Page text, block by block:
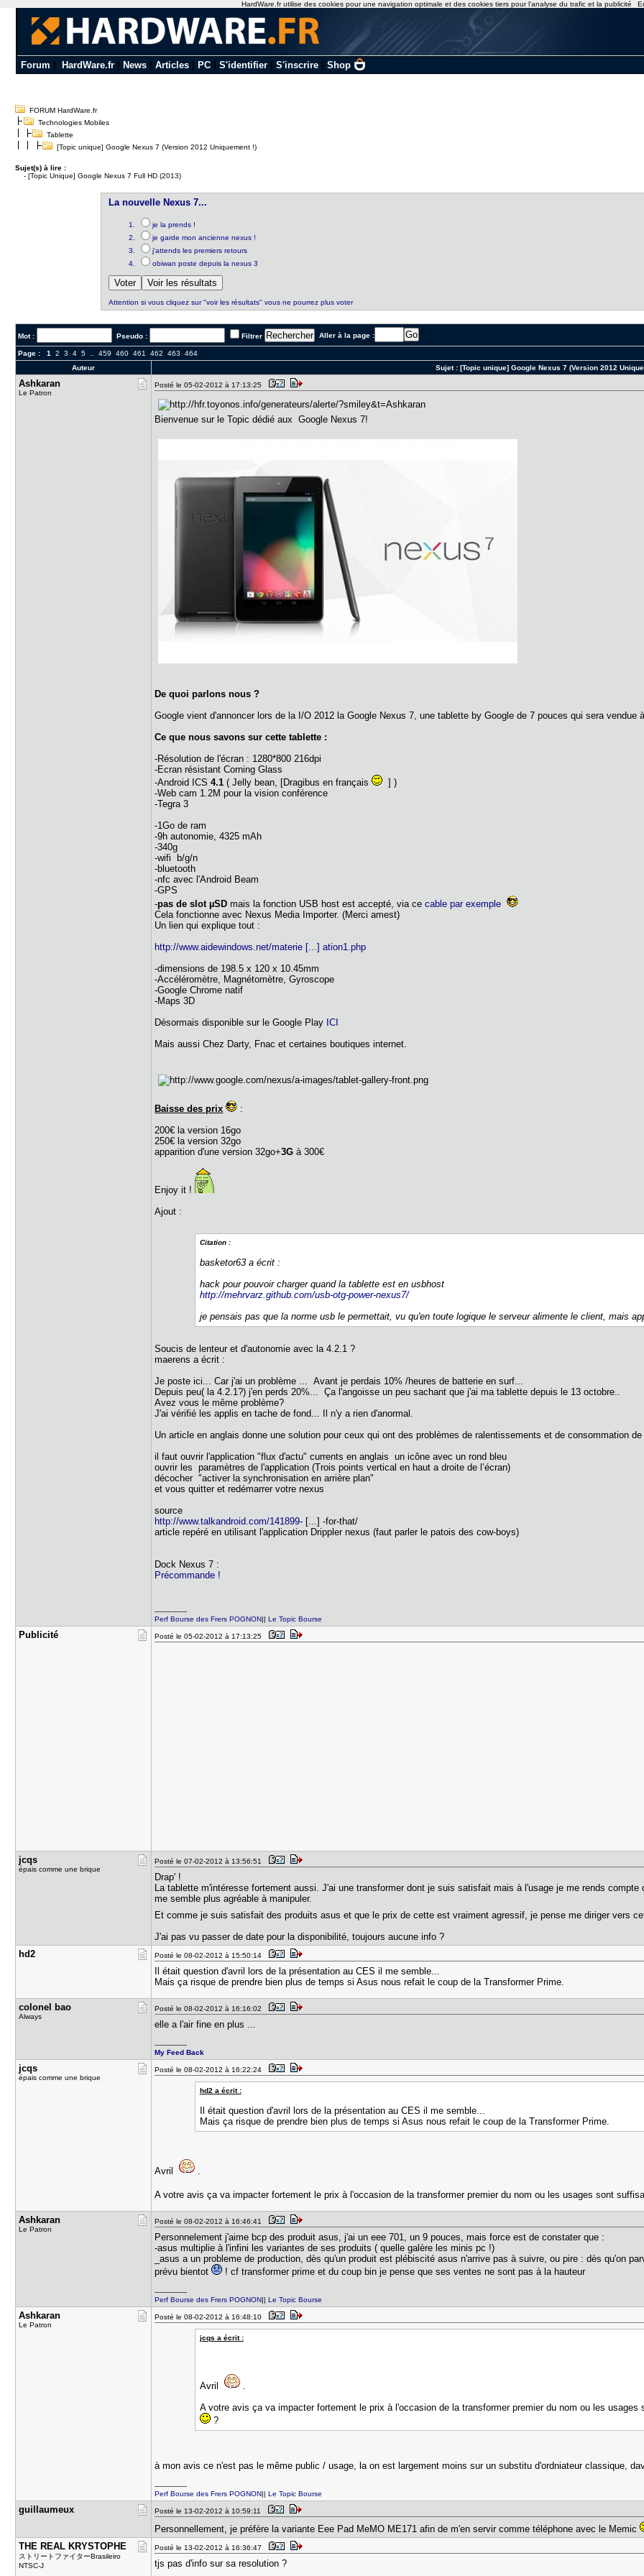
Forum HardWare.fr| News| Articles| PC| S'identifier| S'inscrire| Shop
FORUM HardWare.fr
Technologies Mobiles
Tablette
[Topic unique] Google Nexus 7 (Version 2012 Uniquement !)
Sujet(s) à lire :
-[Topic Unique] Google Nexus 7 Full HD (2013)
La nouvelle Nexus 7...
je la prends !
je garde mon ancienne nexus !
j'attends les premiers retours
obiwan poste depuis la nexus 3
Attention si vous cliquez sur "voir les résultats" vous ne pourrez plus voter
Mot : Pseudo : Filtrer Aller à la page :
Page : 1 2 3 4 5 ..459 460 461 462 463 464
Auteur
Sujet :[Topic unique] Google Nexus 7 (Version 2012
Ashkaran
Le Patron
Posté le 05-02-2012 à 17:13:25
Bienvenue sur le Topic dédié aux Google Nexus 7!
De quoi parlons nous ?
Google vient d'annoncer lors de la I/O 2012 la Google Nexus 7, une tablette by Google de 7 pouces qui sera vendue
Ce que nous savons sur cette tablette :
-Résolution de l'écran : 1280*800 216dpi
-Ecran résistant Corning Glass
-Android ICS 4.1 ( Jelly bean, [Dragibus en français
] )
-Web cam 1.2M pour la vision conférence
-Tegra 3
-1Go de ram
-9h autonomie, 4325 mAh
-340g
-wifi b/g/n
-bluetooth
-nfc avec l'Android Beam
-GPS
-pas de slot µSDmais la fonction USB host est accepté, via cecable par exemple
Cela fonctionne avec Nexus Media Importer. (Merci amest)
Un lien qui explique tout :
http://www.aidewindows.net/materie [...] ation1.php
-dimensions de 198.5 x 120 x 10.45mm
-Accéléromètre, Magnétomètre, Gyroscope
-Google Chrome natif
-Maps 3D
Désormais disponible sur le Google Play ICI
Mais aussi Chez Darty, Fnac et certaines boutiques internet.
Baisse des prix
:
200€ la version 16go
250€ la version 32go
apparition d'une version 32go+3G à 300€
Enjoy it !
Ajout :
Citation :
basketor63 a écrit :
hack pour pouvoir charger quand la tablette est en usbhost
http://mehrvarz.github.com/usb-otg-power-nexus7/
je pensais pas que la norme usb le permettait, vu qu'en toute logique le serveur alimente le client, mais
Soucis de lenteur et d'autonomie avec la 4.2.1 ?
maerens a écrit :
Je poste ici... Car j'ai un problème ... Avant je perdais 10% /heures de batterie en surf...
Depuis peu( la 4.2.1?) j'en perds 20%... Ça l'angoisse un peu sachant que j'ai ma tablette depuis le 13 octobre..
Avez vous le même problème?
J'ai vérifié les applis en tache de fond... Il n'y a rien d'anormal.
Un article en anglais donne une solution pour ceux qui ont des problèmes de ralentissements et de consommation
il faut ouvrir l'application "flux d'actu" currents en anglais un icône avec un rond bleu
ouvrir les paramètres de l'application (Trois points vertical en haut a droite de l’écran)
décocher "activer la synchronisation en arrière plan"
et vous quitter et redémarrer votre nexus
source
http://www.talkandroid.com/141899- [...] -for-that/
article repéré en utilisant l'application Drippler nexus (faut parler le patois des cow-boys)
Dock Nexus 7 :
Précommande !
---------------
Perf Bourse des Frers POGNON||Le Topic Bourse
Publicité Posté le 05-02-2012 à 17:13:25
jcqs
épais comme une brique
Posté le 07-02-2012 à 13:56:51
Drap' !
La tablette m'intéresse fortement aussi. J'ai une transformer dont je suis satisfait mais à l'usage je me rends
me semble plus agréable à manipuler.
Et comme je suis satisfait des produits asus et que le prix de cette est vraiment agressif, je pense me diriger vers
J'ai pas vu passer de date pour la disponibilité, toujours aucune info ?
hd2
Posté le 08-02-2012 à 15:50:14
Il était question d'avril lors de la présentation au CES il me semble...
Mais ça risque de prendre bien plus de temps si Asus nous refait le coup de la Transformer Prime.
colonel ba​o
Always
Posté le 08-02-2012 à 16:16:02
elle a l'air fine en plus ...
---------------
My Feed Back
jcqs
épais comme une brique
Posté le 08-02-2012 à 16:22:24
hd2 a écrit :
Il était question d'avril lors de la présentation au CES il me semble...
Mais ça risque de prendre bien plus de temps si Asus nous refait le coup de la Transformer Prime.
Avril .
A votre avis ça va impacter fortement le prix à l'occasion de la transformer premier du nom ou les usages sont
Ashkaran
Le Patron
Posté le 08-02-2012 à 16:46:41
Personnelement j'aime bcp des produit asus, j'ai un eee 701, un 9 pouces, mais force est de constater que :
-asus multiplie à l'infini les variantes de ses produits ( quelle galère les minis pc !)
_asus a un probleme de production, dès qu'un produit est plébiscité asus n'arrive pas à suivre, ou pire : dès qu'on
prévu bientot
! cf transformer prime et du coup bin je pense que ses ventes ne sont pas à la hauteur
---------------
Perf Bourse des Frers POGNON||Le Topic Bourse
Ashkaran
Le Patron
Posté le 08-02-2012 à 16:48:10
jcqs a écrit :
Avril
.
A votre avis ça va impacter fortement le prix à l'occasion de la transformer premier du nom ou les
?
à mon avis ce n'est pas le même public / usage, la on est largement moins sur un substitu d'ordniateur classique,
---------------
Perf Bourse des Frers POGNON||Le Topic Bourse
guillaumeu​x Posté le 13-02-2012 à 10:59:11
Personnellement, je préfère la variante Eee Pad MeMO ME171 afin de m'en servir comme téléphone avec le Memic
THE REAL K​RYSTOPHE
ストリートファイターBrasileiro
NTSC-J
Posté le 13-02-2012 à 16:36:47
tjs pas d'info sur sa resolution ?
HardWare.fr utilise des cookies pour une navigation optimale et des cookies tiers pour l'analyse du trafic et la publicité